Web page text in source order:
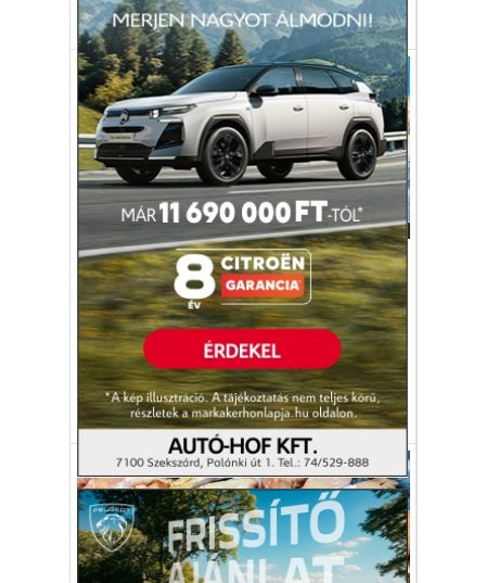
Thaiföld csirke baromfi marihuána
Gazdaság
BÁT-GRILL Kft.: Brandépítés és
generációváltás
A minőség garanciája a bátaszéki Prémium
Gold darabolt csirke.
BÁT-GRILL Kft. Bátaszék baromfi